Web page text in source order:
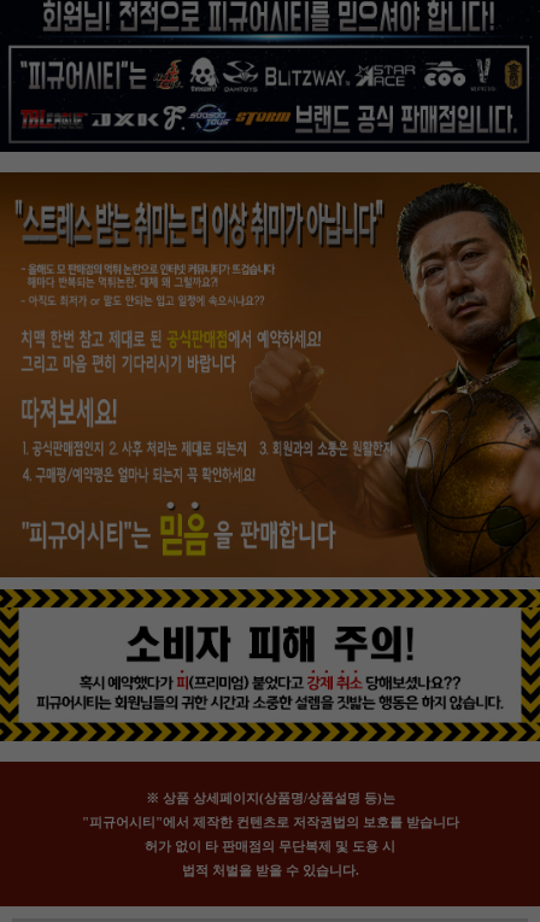
※ 상품 상세페이지(상품명/상품설명 등)는
"피규어시티"에서 제작한 컨텐츠로 저작권법의 보호를 받습니다
허가 없이 타 판매점의 무단복제 및 도용 시
법적 처벌을 받을 수 있습니다.